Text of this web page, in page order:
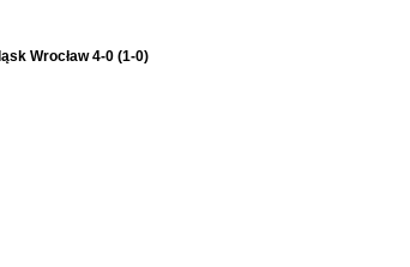
Wrocław 4-0 (1-0)